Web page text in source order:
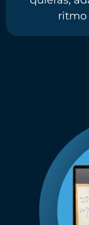
ritmo